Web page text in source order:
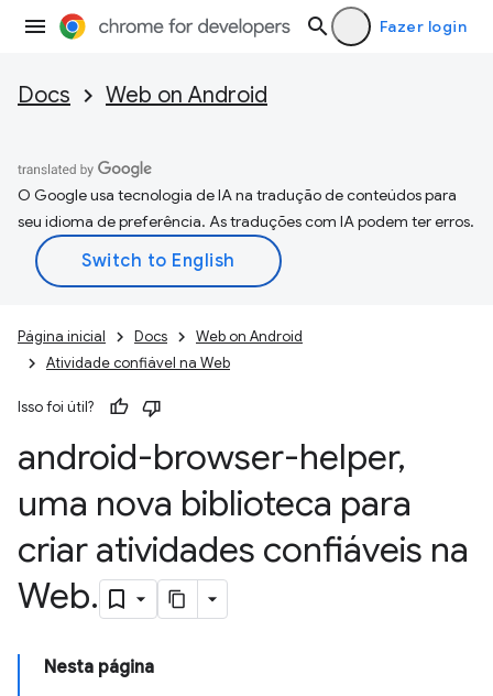
Fazer login
Docs Web on Android
O Google usa tecnologia de IA na tradução de conteúdos para
seu idioma de preferência. As traduções com IA podem ter erros.
Página inicial Docs
Web on Android
Atividade confiável na Web
Isso foi útil?
android-browser-helper,
uma nova biblioteca para
criar atividades confiáveis na
Web.
Nesta página